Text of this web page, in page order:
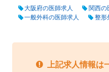
大阪府の医師求人 関西の
一般外科の医師求人
整形
上記求人情報は